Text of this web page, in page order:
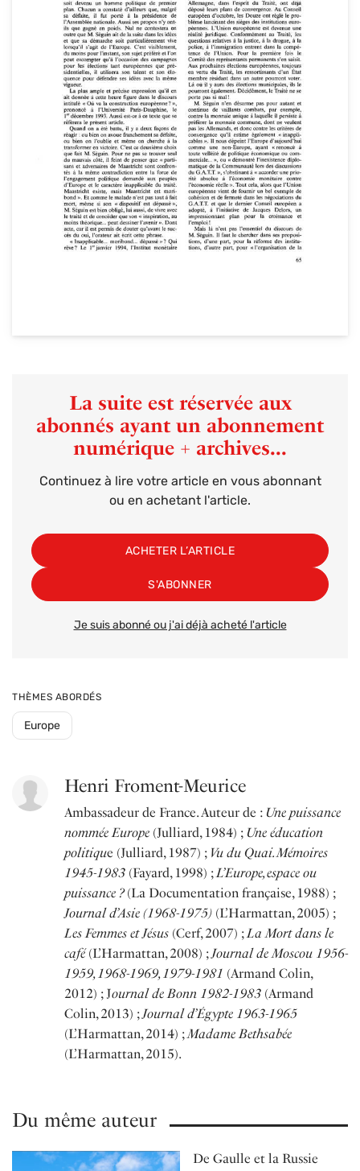
La suite est réservée aux
abonnés ayant un abonnement
numérique + archives...
Continuez à lire votre article en vous abonnant
ou en achetant l'article.
ACHETER L’ARTICLE
S'ABONNER
Je suis abonné ou j'ai déjà acheté l'article
THÈMES ABORDÉS
Europe
Henri Froment-Meurice
Ambassadeur de France. Auteur de : Une puissance
nommée Europe (Julliard, 1984) ; Une éducation
politique (Julliard, 1987) ; Vu du Quai. Mémoires
1945-1983 (Fayard, 1998) ;L’Europe, espace ou
puissance ?(La Documentation française, 1988) ;
Journal d’Asie (1968-1975) (L’Harmattan, 2005) ;
Les Femmes et Jésus (Cerf, 2007) ;La Mort dans le
café(L’Harmattan, 2008) ;Journal de Moscou 1956-
1959, 1968-1969, 1979-1981 (Armand Colin,
2012) ; Journal de Bonn 1982-1983 (Armand
Colin, 2013) ;Journal d’Égypte 1963-1965
(L’Harmattan, 2014) ;Madame Bethsabée
(L’Harmattan, 2015).
Du même auteur
De Gaulle et la Russie